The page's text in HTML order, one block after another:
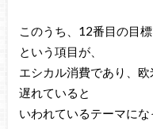
このうち、12番目の目
という項目が、
エシカル消費であり、
遅れていると
いわれているテーマにな